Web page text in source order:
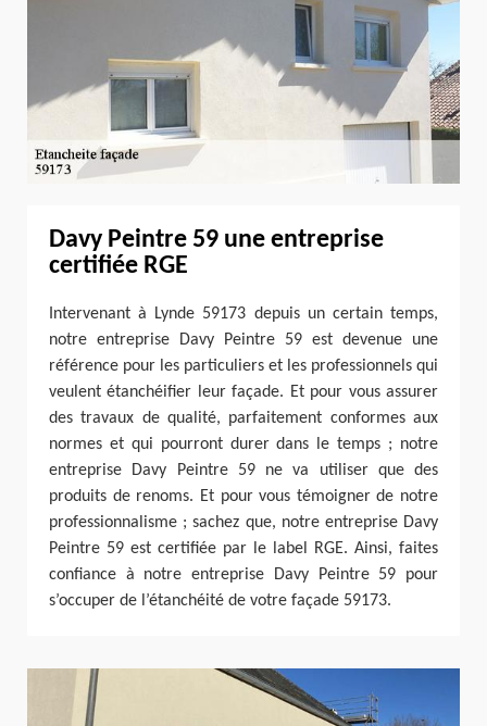
Davy Peintre 59 une entreprise
certifiée RGE
Intervenant à Lynde 59173 depuis un certain temps,
notre entreprise Davy Peintre 59 est devenue une
référence pour les particuliers et les professionnels qui
veulent étanchéifier leur façade. Et pour vous assurer
des travaux de qualité, parfaitement conformes aux
normes et qui pourront durer dans le temps ; notre
entreprise Davy Peintre 59 ne va utiliser que des
produits de renoms. Et pour vous témoigner de notre
professionnalisme ; sachez que, notre entreprise Davy
Peintre 59 est certifiée par le label RGE. Ainsi, faites
confiance à notre entreprise Davy Peintre 59 pour
s’occuper de l’étanchéité de votre façade 59173.